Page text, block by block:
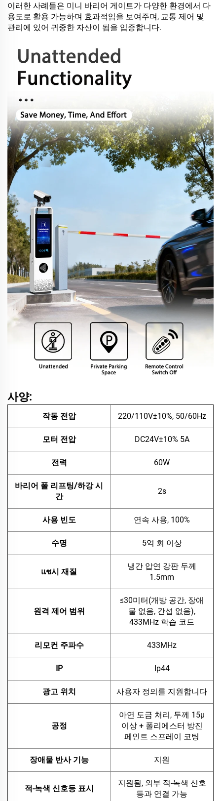
이러한 사례들은 미니 바리어 게이트가 다양한 환경에서 다
용도로 활용 가능하며 효과적임을 보여주며, 교통 제어 및
관리에 있어 귀중한 자산이 됨을 입증합니다.
사양:
작동 전압 220/110V±10%, 50/60Hz
모터 전압 DC24V±10% 5A
전력 60W
바리어 폴 리프팅/하강 시
간
2s
사용 빈도 연속 사용, 100%
수명 5억 회 이상
แช시 재질
냉간 압연 강판 두께
1.5mm
원격 제어 범위
≤30미터(개방 공간, 장애
물 없음, 간섭 없음),
433MHz 학습 코드
리모컨 주파수 433MHz
IP Ip44
광고 위치 사용자 정의를 지원합니다
공정
아연 도금 처리, 두께 15μ
이상 + 폴리에스터 방진
페인트 스프레이 코팅
장애물 반사 기능 지원
적-녹색 신호등 표시
지원됨, 외부 적-녹색 신호
등과 연결 가능